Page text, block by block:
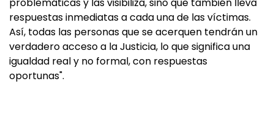
respuestas inmediatas a cada una de las víctimas.
Así, todas las personas que se acerquen tendrán un
verdadero acceso a la Justicia, lo que significa una
igualdad real y no formal, con respuestas
oportunas".